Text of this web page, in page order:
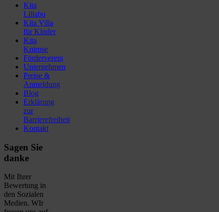
Kita
Lillabo
Kita Villa
für Kinder
Kita
Knirpse
Förderverein
Unternehmen
Preise &
Anmeldung
Blog
Erklärung
zur
Barrierefreiheit
Kontakt
Sagen Sie
danke
Mit Ihrer
Bewertung in
den Sozialen
Medien. WIr